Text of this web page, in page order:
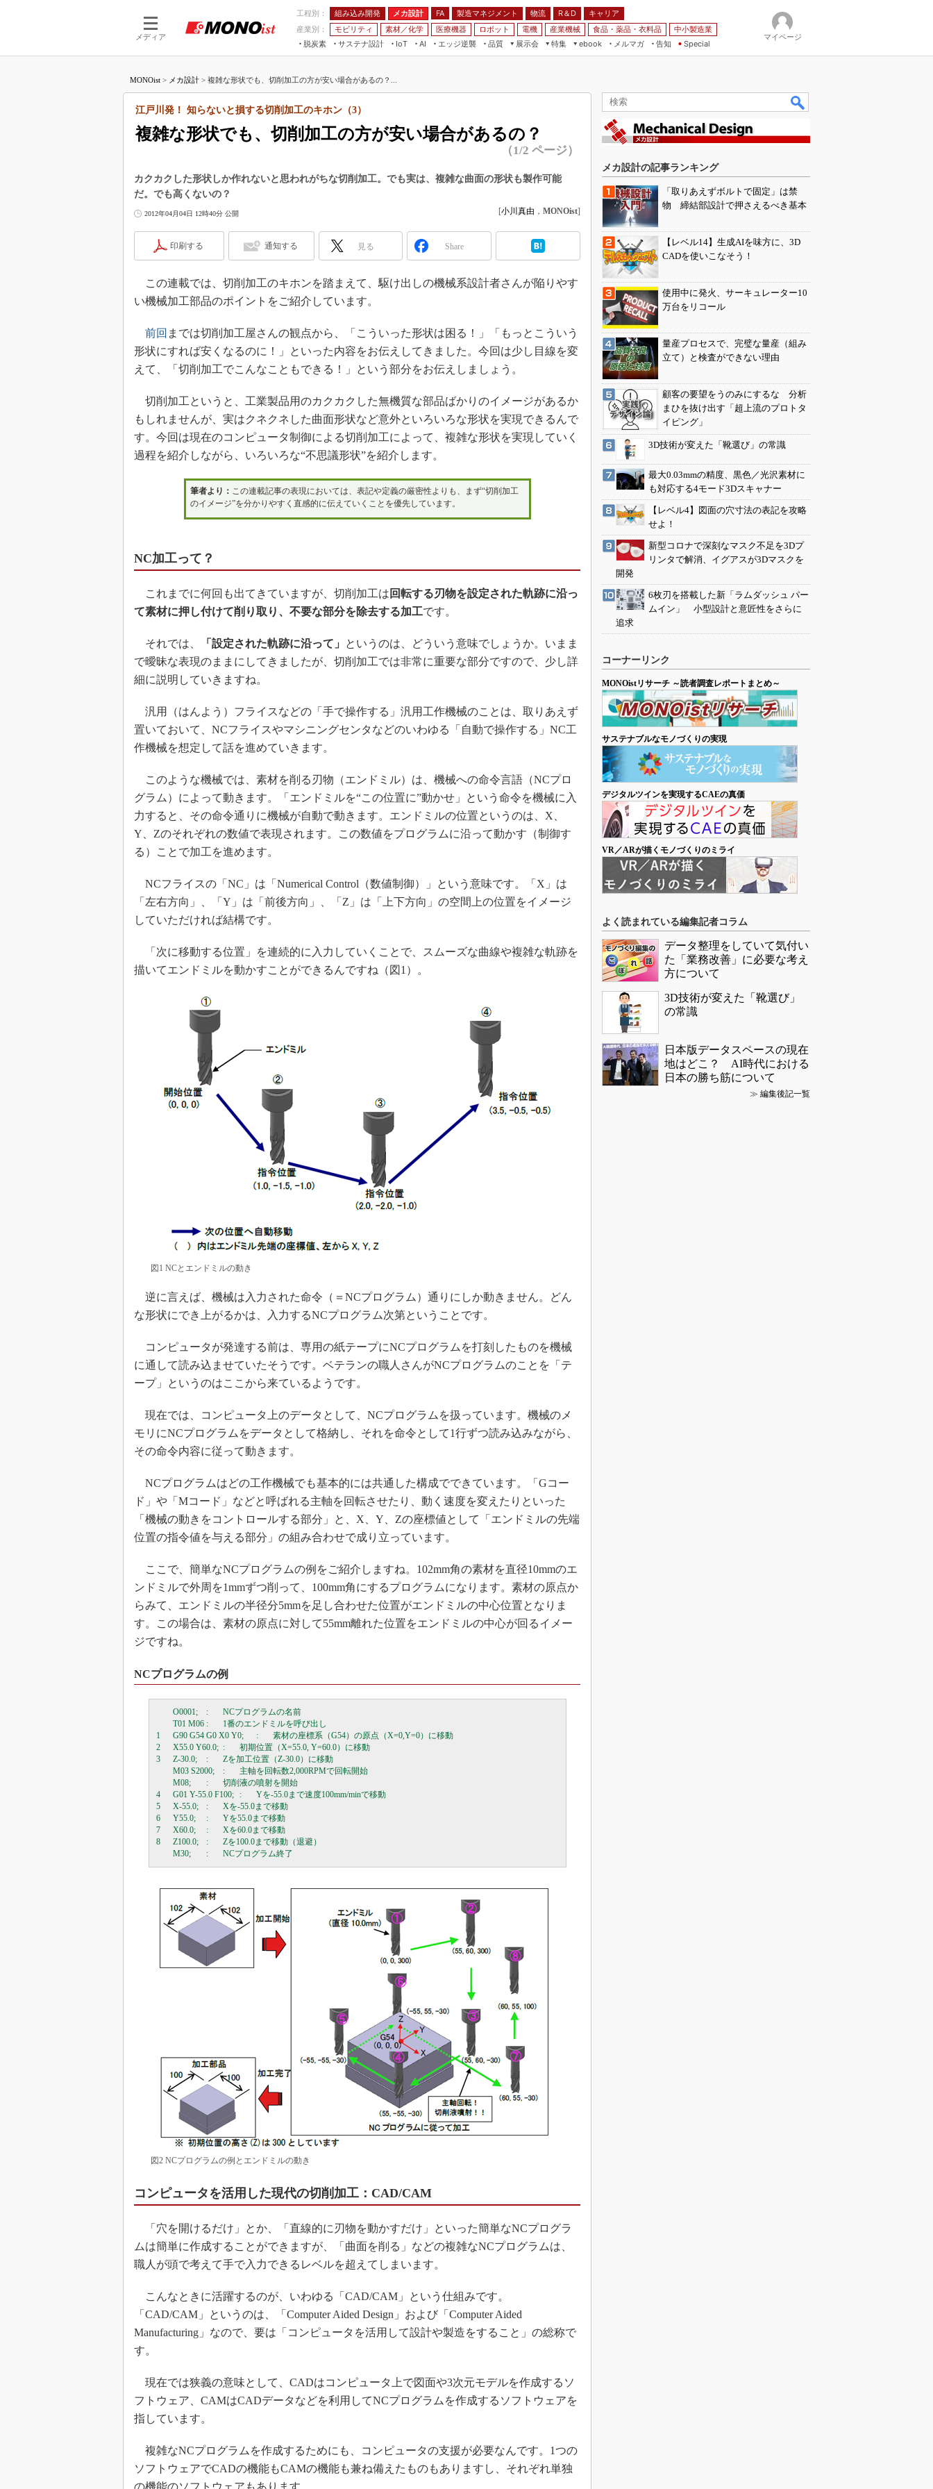
メディア
工程別： 組み込み開発 メカ設計 FA 製造マネジメント 物流 R＆D
キャリア
産業別：
モビリティ 素材／化学 医療機器 ロボット 電機 産業機械 食品・薬品・衣料品
中小製造業
脱炭素
サステナ設計
IoT
つながる工場
つながるサービス
AI
AI×設備保全
Physical AI
エッジ逆襲 品質
展示会
JIMTOF
IIFES
ジャパンモビリティショー
スマート工場EXPO
EdgeTech+
日本ものづくりワールド
特集
VR／AR
フィールドサービス
Windows Embedded
車載ソフト開発
デジタルツインとCAE
S＆OP
イノベーション
製造業ビッグデータ
メイドインジャパン
知財マネジメント
海外生産
新型コロナへの対応
ebook
FA
モビリティ
メルマガ
告知 Special
マイページ
MONOist > メカ設計 > 複雑な形状でも、切削加工の方が安い場合があるの？...
複雑な形状でも、切削加工の方が安い場合があるの？
江戸川発！ 知らないと損する切削加工のキホン（3）
（1/2 ページ）
カクカクした形状しか作れないと思われがちな切削加工。でも実は、複雑な曲面の形状も製作可能
だ。でも高くないの？
2012年04月04日 12時40分 公開 [小川真由 ， MONOist]
印刷する 通知する 見る Share
この連載では、切削加工のキホンを踏まえて、駆け出しの機械系設計者さんが陥りやす
い機械加工部品のポイントをご紹介しています。
前回 までは切削加工屋さんの観点から、「こういった形状は困る！」「もっとこういう
形状にすれば安くなるのに！」といった内容をお伝えしてきました。今回は少し目線を変
えて、「切削加工でこんなこともできる！」という部分をお伝えしましょう。
切削加工というと、工業製品用のカクカクした無機質な部品ばかりのイメージがあるか
もしれませんが、実はクネクネした曲面形状など意外といろいろな形状を実現できるんで
す。今回は現在のコンピュータ制御による切削加工によって、複雑な形状を実現していく
過程を紹介しながら、いろいろな“不思議形状”を紹介します。
筆者より： この連載記事の表現においては、表記や定義の厳密性よりも、まず“切削加工
のイメージ”を分かりやすく直感的に伝えていくことを優先しています。
NC加工って？
これまでに何回も出てきていますが、切削加工は 回転する刃物を設定された軌跡に沿っ
て素材に押し付けて削り取り、不要な部分を除去する加工です。
それでは、 「設定された軌跡に沿って」
というのは、どういう意味でしょうか。いまま
で曖昧な表現のままにしてきましたが、切削加工では非常に重要な部分ですので、少し詳
細に説明していきますね。
汎用（はんよう）フライスなどの「手で操作する」汎用工作機械のことは、取りあえず
置いておいて、NCフライスやマシニングセンタなどのいわゆる「自動で操作する」NC工
作機械を想定して話を進めていきます。
このような機械では、素材を削る刃物（エンドミル）は、機械への命令言語（NCプロ
グラム）によって動きます。「エンドミルを“この位置に”動かせ」という命令を機械に入
力すると、その命令通りに機械が自動で動きます。エンドミルの位置というのは、X、
Y、Zのそれぞれの数値で表現されます。この数値をプログラムに沿って動かす（制御す
る）ことで加工を進めます。
NCフライスの「NC」は「Numerical Control（数値制御）」という意味です。「X」は
「左右方向」、「Y」は「前後方向」、「Z」は「上下方向」の空間上の位置をイメージ
していただければ結構です。
「次に移動する位置」を連続的に入力していくことで、スムーズな曲線や複雑な軌跡を
描いてエンドミルを動かすことができるんですね（図1）。
図1 NCとエンドミルの動き
逆に言えば、機械は入力された命令（＝NCプログラム）通りにしか動きません。どん
な形状にでき上がるかは、入力するNCプログラム次第ということです。
コンピュータが発達する前は、専用の紙テープにNCプログラムを打刻したものを機械
に通して読み込ませていたそうです。ベテランの職人さんがNCプログラムのことを「テ
ープ」というのはここから来ているようです。
現在では、コンピュータ上のデータとして、NCプログラムを扱っています。機械のメ
モリにNCプログラムをデータとして格納し、それを命令として1行ずつ読み込みながら、
その命令内容に従って動きます。
NCプログラムはどの工作機械でも基本的には共通した構成でできています。「Gコー
ド」や「Mコード」などと呼ばれる主軸を回転させたり、動く速度を変えたりといった
「機械の動きをコントロールする部分」と、X、Y、Zの座標値として「エンドミルの先端
位置の指令値を与える部分」の組み合わせで成り立っています。
ここで、簡単なNCプログラムの例をご紹介しますね。102mm角の素材を直径10mmのエ
ンドミルで外周を1mmずつ削って、100mm角にするプログラムになります。素材の原点か
らみて、エンドミルの半径分5mmを足し合わせた位置がエンドミルの中心位置となりま
す。この場合は、素材の原点に対して55mm離れた位置をエンドミルの中心が回るイメー
ジですね。
NCプログラムの例
1	G90 G54 G0 X0 Y0;	:	素材の座標系（G54）の原点（X=0,Y=0）に移動
2	X55.0 Y60.0;	:	初期位置（X=55.0, Y=60.0）に移動
3	Z-30.0;	:	Zを加工位置（Z-30.0）に移動
4	G01 Y-55.0 F100;	:	Yを-55.0まで速度100mm/minで移動
5	X-55.0;	:	Xを-55.0まで移動
6	Y55.0;	:	Yを55.0まで移動
7	X60.0;	:	Xを60.0まで移動
8	Z100.0;	:	Zを100.0まで移動（退避）
図2 NCプログラムの例とエンドミルの動き
コンピュータを活用した現代の切削加工：CAD/CAM
「穴を開けるだけ」とか、「直線的に刃物を動かすだけ」といった簡単なNCプログラ
ムは簡単に作成することができますが、「曲面を削る」などの複雑なNCプログラムは、
職人が頭で考えて手で入力できるレベルを超えてしまいます。
こんなときに活躍するのが、いわゆる「CAD/CAM」という仕組みです。
「CAD/CAM」というのは、「Computer Aided Design」および「Computer Aided
Manufacturing」なので、要は「コンピュータを活用して設計や製造をすること」の総称で
す。
現在では狭義の意味として、CADはコンピュータ上で図面や3次元モデルを作成するソ
フトウェア、CAMはCADデータなどを利用してNCプログラムを作成するソフトウェアを
指しています。
複雑なNCプログラムを作成するためにも、コンピュータの支援が必要なんです。1つの
ソフトウェアでCADの機能もCAMの機能も兼ね備えたものもありますし、それぞれ単独
の機能のソフトウェアもあります。
メカ設計の記事ランキング
「取りあえずボルトで固定」は禁
物 締結部設計で押さえるべき基本
【レベル14】生成AIを味方に、3D
CADを使いこなそう！
使用中に発火、サーキュレーター10
万台をリコール
量産プロセスで、完璧な量産（組み
立て）と検査ができない理由
顧客の要望をうのみにするな 分析
まひを抜け出す「超上流のプロトタ
イピング」
3D技術が変えた「靴選び」の常識
最大0.03mmの精度、黒色／光沢素材に
も対応する4モード3Dスキャナー
【レベル4】図面の穴寸法の表記を攻略
せよ！
新型コロナで深刻なマスク不足を3Dプ
リンタで解消、イグアスが3Dマスクを
開発
6枚刃を搭載した新「ラムダッシュ パー
ムイン」 小型設計と意匠性をさらに
追求
コーナーリンク
MONOistリサーチ ～読者調査レポートまとめ～
サステナブルなモノづくりの実現
デジタルツインを実現するCAEの真価
VR／ARが描くモノづくりのミライ
よく読まれている編集記者コラム
データ整理をしていて気付い
た「業務改善」に必要な考え
方について
3D技術が変えた「靴選び」
の常識
日本版データスペースの現在
地はどこ？ AI時代における
日本の勝ち筋について
≫ 編集後記一覧